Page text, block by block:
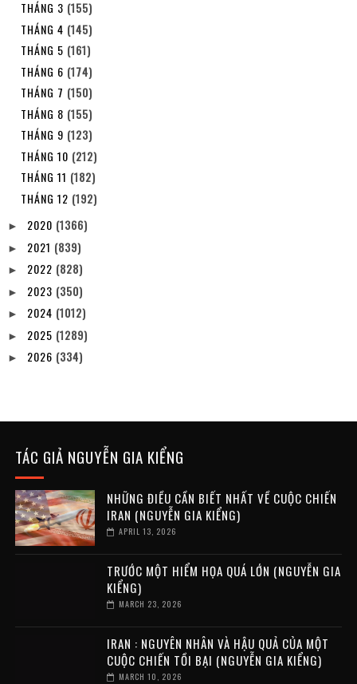
THÁNG 3 (155)
THÁNG 4 (145)
THÁNG 5 (161)
THÁNG 6 (174)
THÁNG 7 (150)
THÁNG 8 (155)
THÁNG 9 (123)
THÁNG 10 (212)
THÁNG 11 (182)
THÁNG 12 (192)
► 2020 (1366)
► 2021 (839)
► 2022 (828)
► 2023 (350)
► 2024 (1012)
► 2025 (1289)
► 2026 (334)
TÁC GIẢ NGUYỄN GIA KIỂNG
NHỮNG ĐIỀU CẦN BIẾT NHẤT VỀ CUỘC CHIẾN
IRAN (NGUYỄN GIA KIỂNG)
APRIL 13, 2026
TRƯỚC MỘT HIỂM HỌA QUÁ LỚN (NGUYỄN GIA
KIỂNG)
MARCH 23, 2026
IRAN : NGUYÊN NHÂN VÀ HẬU QUẢ CỦA MỘT
CUỘC CHIẾN TỒI BẠI (NGUYỄN GIA KIỂNG)
MARCH 10, 2026